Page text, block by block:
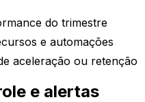
do trimestre
e automações
aceleração ou retenção
e alertas